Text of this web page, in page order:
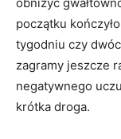
początku
tygodniu czy
zagramy jeszcze
negatywnego
krótka droga.